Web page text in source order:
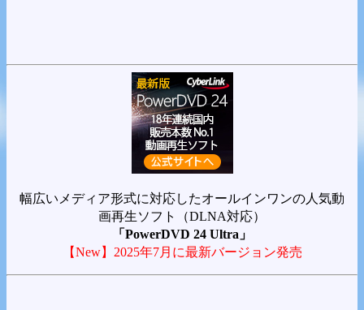
幅広いメディア形式に対応したオールインワンの人気動
画再生ソフト（DLNA対応）
「PowerDVD 24 Ultra」
【New】2025年7月に最新バージョン発売